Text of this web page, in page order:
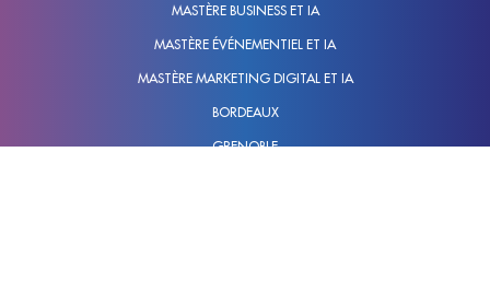
MASTÈRE BUSINESS ET IA
MASTÈRE ÉVÉNEMENTIEL ET IA
MASTÈRE MARKETING DIGITAL ET IA
BORDEAUX
GRENOBLE